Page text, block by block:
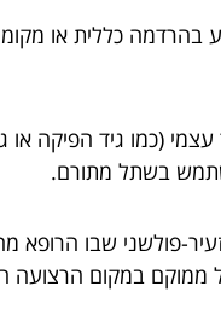
בהרדמה כללית או
(כמו גיד הפיקה או
בשתל מתורם.
פולשני שבו הרופא
במקום הרצועה